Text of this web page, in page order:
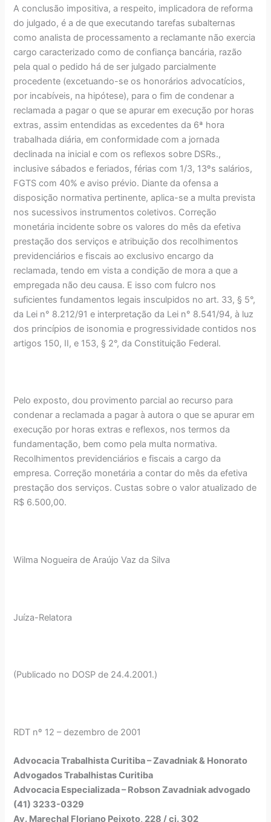
A conclusão impositiva, a respeito, implicadora de reforma
do julgado, é a de que executando tarefas subalternas
como analista de processamento a reclamante não exercia
cargo caracterizado como de confiança bancária, razão
pela qual o pedido há de ser julgado parcialmente
procedente (excetuando-se os honorários advocatícios,
por incabíveis, na hipótese), para o fim de condenar a
reclamada a pagar o que se apurar em execução por horas
extras, assim entendidas as excedentes da 6ª hora
trabalhada diária, em conformidade com a jornada
declinada na inicial e com os reflexos sobre DSRs.,
inclusive sábados e feriados, férias com 1/3, 13ºs salários,
FGTS com 40% e aviso prévio. Diante da ofensa a
disposição normativa pertinente, aplica-se a multa prevista
nos sucessivos instrumentos coletivos. Correção
monetária incidente sobre os valores do mês da efetiva
prestação dos serviços e atribuição dos recolhimentos
previdenciários e fiscais ao exclusivo encargo da
reclamada, tendo em vista a condição de mora a que a
empregada não deu causa. E isso com fulcro nos
suficientes fundamentos legais insculpidos no art. 33, § 5°,
da Lei n° 8.212/91 e interpretação da Lei n° 8.541/94, à luz
dos princípios de isonomia e progressividade contidos nos
artigos 150, II, e 153, § 2°, da Constituição Federal.
Pelo exposto, dou provimento parcial ao recurso para
condenar a reclamada a pagar à autora o que se apurar em
execução por horas extras e reflexos, nos termos da
fundamentação, bem como pela multa normativa.
Recolhimentos previdenciários e fiscais a cargo da
empresa. Correção monetária a contar do mês da efetiva
prestação dos serviços. Custas sobre o valor atualizado de
R$ 6.500,00.
Wilma Nogueira de Araújo Vaz da Silva
Juíza-Relatora
(Publicado no DOSP de 24.4.2001.)
RDT nº 12 – dezembro de 2001
Advocacia Trabalhista Curitiba – Zavadniak & Honorato
Advogados Trabalhistas Curitiba
Advocacia Especializada – Robson Zavadniak advogado
(41) 3233-0329
Av. Marechal Floriano Peixoto, 228 / cj. 302